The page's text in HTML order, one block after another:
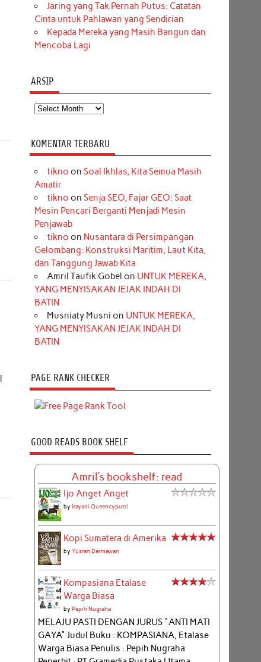
Jaring yang Tak Pernah Putus: Catatan
Cinta untuk Pahlawan yang Sendirian
Kepada Mereka yang Masih Bangun dan
Mencoba Lagi
ARSIP
Arsip
KOMENTAR TERBARU
tikno on Soal Ikhlas, Kita Semua Masih
Amatir
tikno on Senja SEO, Fajar GEO: Saat
Mesin Pencari Berganti Menjadi Mesin
Penjawab
tikno on Nusantara di Persimpangan
Gelombang: Konstruksi Maritim, Laut Kita,
dan Tanggung Jawab Kita
Amril Taufik Gobel on UNTUK MEREKA,
YANG MENYISAKAN JEJAK INDAH DI
BATIN
Musniaty Musni on UNTUK MEREKA,
YANG MENYISAKAN JEJAK INDAH DI
BATIN
PAGE RANK CHECKER
GOOD READS BOOK SHELF
Amril's bookshelf: read
Ijo Anget Anget
by Irayani Queencyputri
Kopi Sumatera di Amerika
by Yusran Darmawan
Kompasiana Etalase
Warga Biasa
by Pepih Nugraha
MELAJU PASTI DENGAN JURUS "ANTI MATI
GAYA" Judul Buku : KOMPASIANA, Etalase
Warga Biasa Penulis : Pepih Nugraha